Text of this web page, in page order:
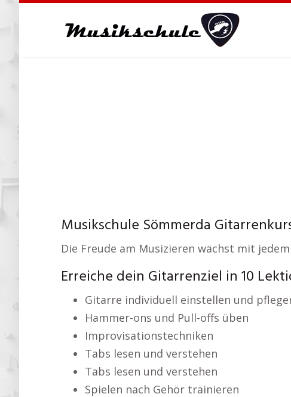
content
Musikschule Sömmerda
Die Freude am Musizieren wächst mit
Erreiche dein Gitarrenziel in 10
Gitarre individuell einstellen und
Hammer-ons und Pull-offs üben
Improvisationstechniken
Tabs lesen und verstehen
Tabs lesen und verstehen
Spielen nach Gehör trainieren